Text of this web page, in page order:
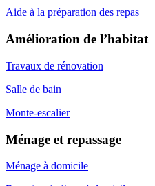
Aide à la préparation des repas
Amélioration de l’habitat
Travaux de rénovation
Salle de bain
Monte-escalier
Ménage et repassage
Ménage à domicile